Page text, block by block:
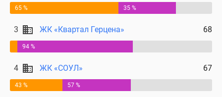
Дома
коттеджи
Коттеджные
поселки
Новой
Москве
65 % 35 %
3 ЖК «Квартал Герцена» 68
94 %
4 ЖК «СОУЛ» 67
43 % 57 %